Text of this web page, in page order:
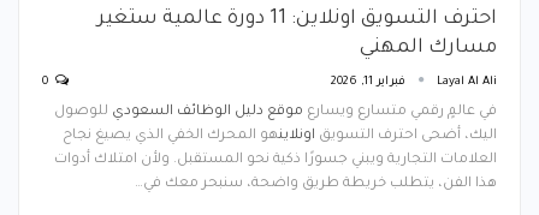
احترف التسويق اونلاين: 11 دورة عالمية ستغير
مسارك المهني
Layal Al Ali فبراير 11, 2026
في عالمٍ رقمي متسارع ويسارع موقع دليل الوظائف السعودي للوصول
اليك، أضحى احترف التسويق اونلاينهو المحرك الخفي الذي يصيغ نجاح
العلامات التجارية ويبني جسورًا ذكية نحو المستقبل. ولأن امتلاك أدوات
هذا الفن، يتطلب خريطة طريق واضحة، سنبحر معك في…